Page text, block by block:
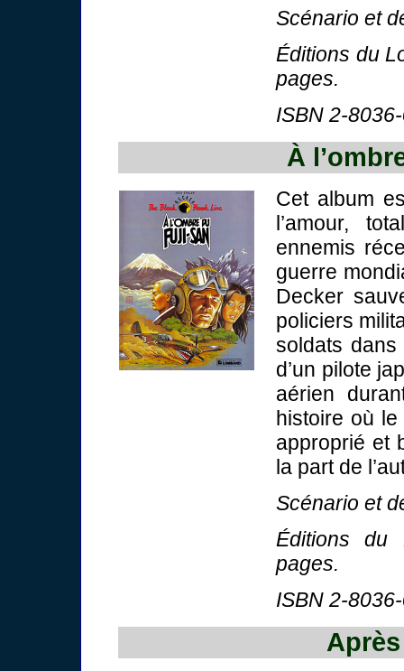
Scénario et
Éditions du
pages.
ISBN 2-
À
Cet album
l’amour,
ennemis
guerre
Decker
policiers
soldats dans
d’un pilote
aérien
histoire où
approprié et
la part de
Scénario et
Éditions du
pages.
ISBN 2-